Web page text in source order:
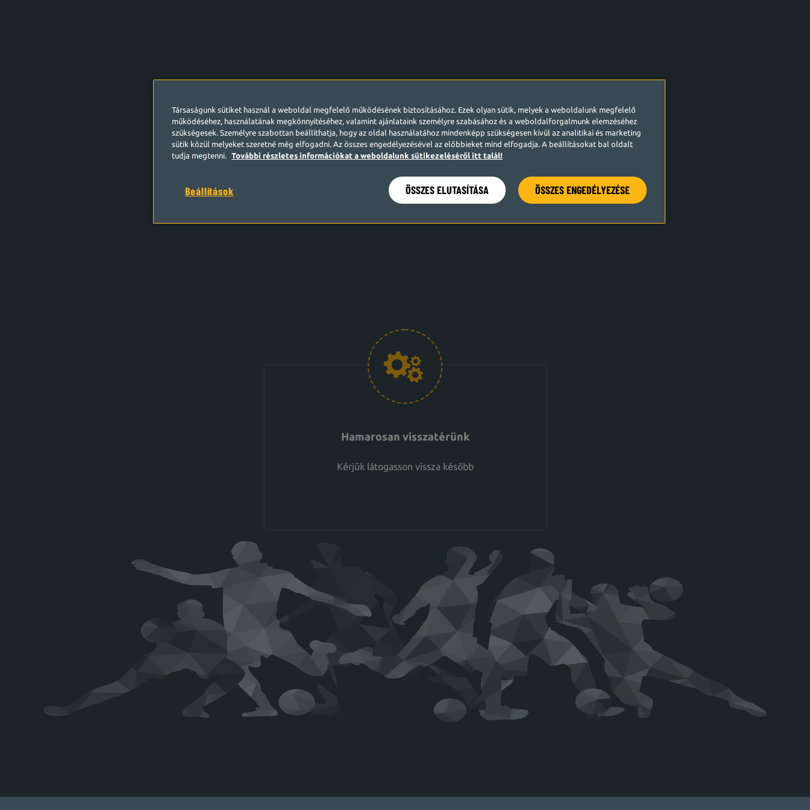
Hamarosan visszatérünk
Kérjük látogasson vissza később
Társaságunk sütiket használ a weboldal megfelelő működésének biztosításához. Ezek olyan sütik, melyek a weboldalunk megfelelő
működéséhez, használatának megkönnyítéséhez, valamint ajánlataink személyre szabásához és a weboldalforgalmunk elemzéséhez
szükségesek. Személyre szabottan beállíthatja, hogy az oldal használatához mindenképp szükségesen kívül az analitikai és marketing
sütik közül melyeket szeretné még elfogadni. Az összes engedélyezésével az előbbieket mind elfogadja. A beállításokat bal oldalt
tudja megtenni.
További részletes információkat a weboldalunk sütikezeléséről itt talál!
Beállítások ÖSSZES ELUTASÍTÁSA ÖSSZES ENGEDÉLYEZÉSE